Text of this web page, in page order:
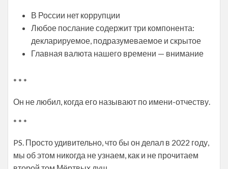
В России нет коррупции
Любое послание содержит три компонента:
декларируемое, подразумеваемое и скрытое
Главная валюта нашего времени — внимание
* * *
Он не любил, когда его называют по имени-отчеству.
* * *
PS. Просто удивительно, что бы он делал в 2022 году,
мы об этом никогда не узнаем, как и не прочитаем